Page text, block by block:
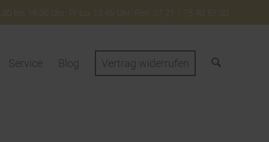
bis 16:30 Uhr. Fr bis 13:45 Uhr. Fon: 07 21 / 75 40 51 30
Service Blog Vertrag widerrufen